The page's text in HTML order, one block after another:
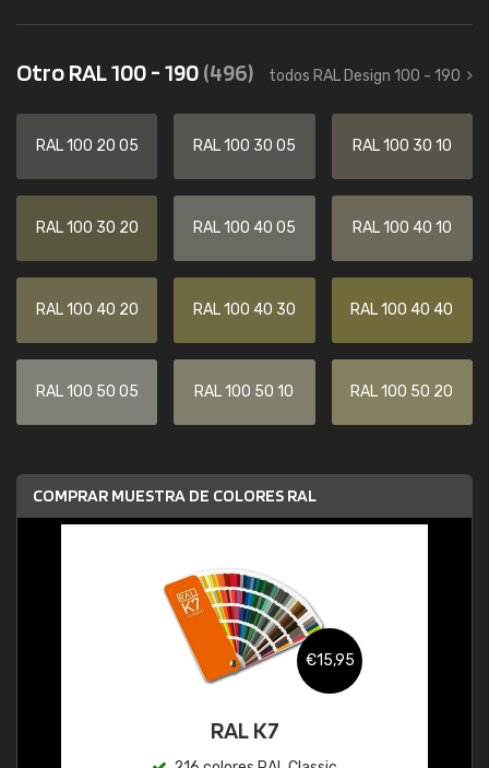
Otro RAL 100 - 190(496) todos RAL Design 100 - 190
RAL 100 20 05 RAL 100 30 05 RAL 100 30 10
RAL 100 30 20 RAL 100 40 05 RAL 100 40 10
RAL 100 40 20 RAL 100 40 30 RAL 100 40 40
RAL 100 50 05 RAL 100 50 10 RAL 100 50 20
COMPRAR MUESTRA DE COLORES RAL
€15,95
RAL K7